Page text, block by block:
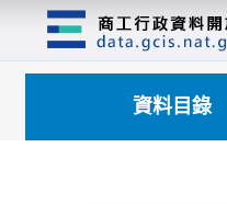
資料目錄